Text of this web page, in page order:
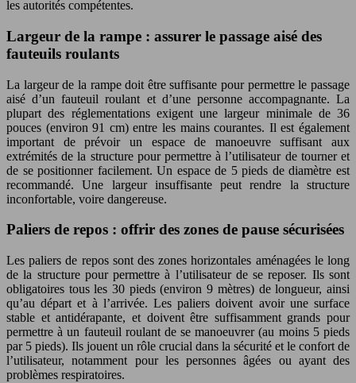
les autorités compétentes.
Largeur de la rampe : assurer le passage aisé des
fauteuils roulants
La largeur de la rampe doit être suffisante pour permettre le passage
aisé d’un fauteuil roulant et d’une personne accompagnante. La
plupart des réglementations exigent une largeur minimale de 36
pouces (environ 91 cm) entre les mains courantes. Il est également
important de prévoir un espace de manoeuvre suffisant aux
extrémités de la structure pour permettre à l’utilisateur de tourner et
de se positionner facilement. Un espace de 5 pieds de diamètre est
recommandé. Une largeur insuffisante peut rendre la structure
inconfortable, voire dangereuse.
Paliers de repos : offrir des zones de pause sécurisées
Les paliers de repos sont des zones horizontales aménagées le long
de la structure pour permettre à l’utilisateur de se reposer. Ils sont
obligatoires tous les 30 pieds (environ 9 mètres) de longueur, ainsi
qu’au départ et à l’arrivée. Les paliers doivent avoir une surface
stable et antidérapante, et doivent être suffisamment grands pour
permettre à un fauteuil roulant de se manoeuvrer (au moins 5 pieds
par 5 pieds). Ils jouent un rôle crucial dans la sécurité et le confort de
l’utilisateur, notamment pour les personnes âgées ou ayant des
problèmes respiratoires.